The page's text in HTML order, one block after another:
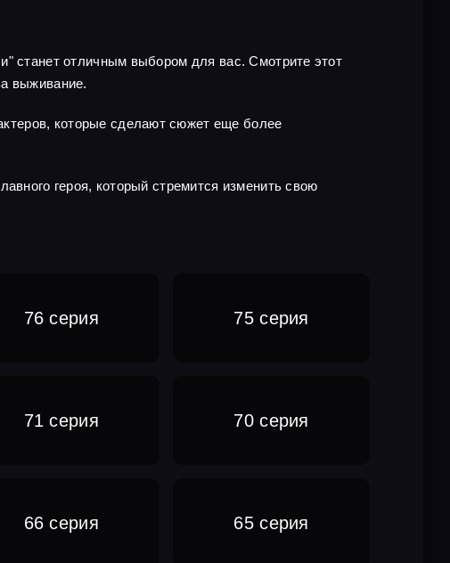
станет отличным выбором для вас. Смотрите этот
выживание.
которые сделают сюжет еще более
героя, который стремится изменить свою
76 серия 75 серия
71 серия 70 серия
66 серия 65 серия